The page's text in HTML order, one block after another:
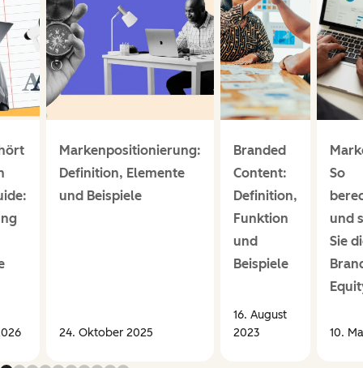
Markenpositionierung:
Definition, Elemente
und Beispiele
24. Oktober 2025
Branded
Content:
Definition,
Funktion
und
Beispiele
16. August
2023
So
und
Sie
10.